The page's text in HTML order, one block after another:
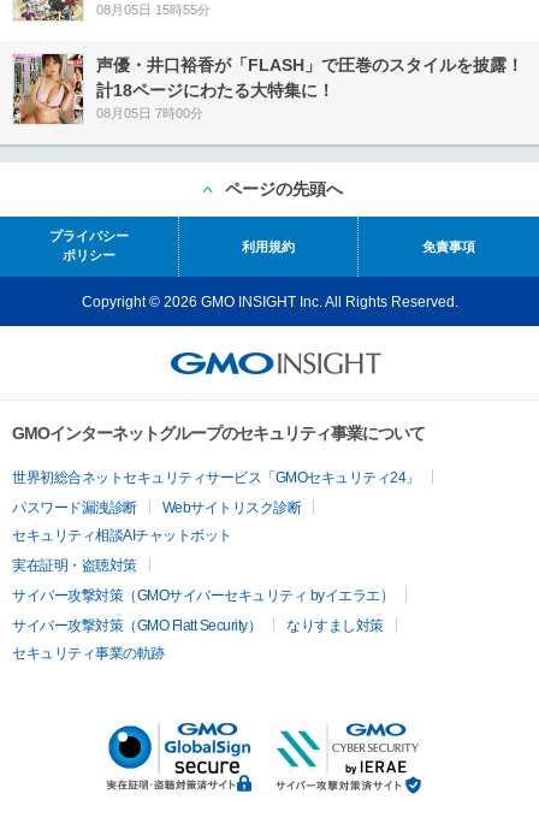
08月05日 15時55分
声優・井口裕香が「FLASH」で圧巻のスタイルを披露！
計18ページにわたる大特集に！
08月05日 7時00分
ページの先頭へ
プライバシー
ポリシー
利用規約 免責事項
Copyright © 2026 GMO INSIGHT Inc. All Rights Reserved.
GMOインターネットグループのセキュリティ事業について
世界初総合ネットセキュリティサービス「GMOセキュリティ24」
パスワード漏洩診断
Webサイトリスク診断
セキュリティ相談AIチャットボット
実在証明・盗聴対策
サイバー攻撃対策（GMOサイバーセキュリティ byイエラエ）
サイバー攻撃対策（GMO Flatt Security）
なりすまし対策
セキュリティ事業の軌跡